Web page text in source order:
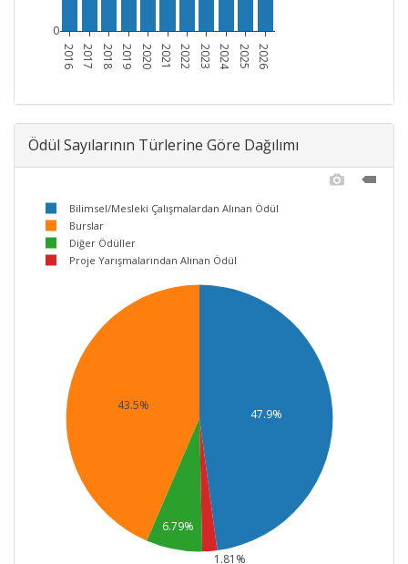
2016 2017 2018 2019 2020 2021 2022 2023 2024 2025 2026
0
Ödül Sayılarının Türlerine Göre Dağılımı
47.9%
43.5%
6.79%
1.81%
Bilimsel/Mesleki Çalışmalardan Alınan Ödül
Burslar
Diğer Ödüller
Proje Yarışmalarından Alınan Ödül